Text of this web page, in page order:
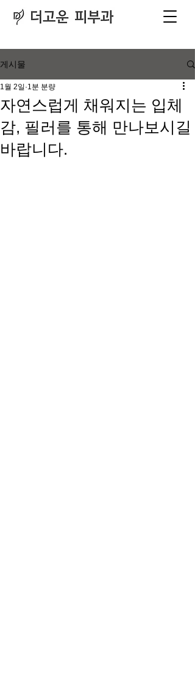
게시물
자연스럽게 채워지는 입체
감, 필러를 통해 만나보시길
바랍니다.
1월 2일 1분 분량